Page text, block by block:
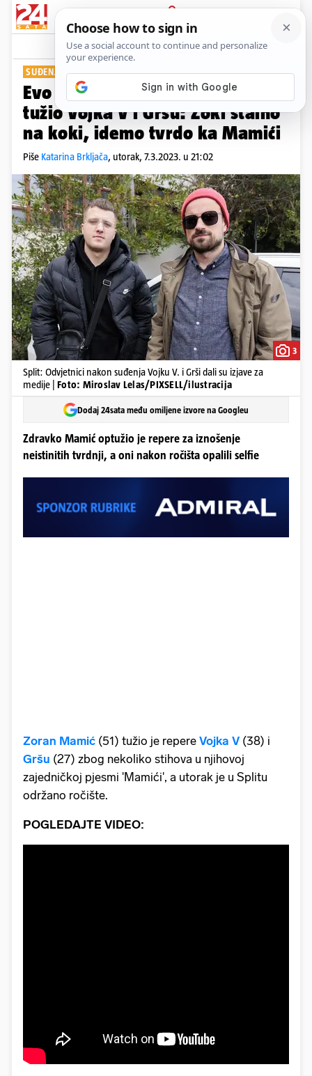
PRIJAVA
Show Komentari
SUĐENJE ZBOG PJESME
Evo zbog kojih je stihova Mamić
tužio Vojka V i Gršu: Zoki stalno
na koki, idemo tvrdo ka Mamići
Piše Katarina Brkljača, utorak, 7.3.2023. u 21:02
3
Split: Odvjetnici nakon suđenja Vojku V. i Grši dali su izjave za
medije | Foto: Miroslav Lelas/PIXSELL/ilustracija
Dodaj 24sata među omiljene izvore na Googleu
Zdravko Mamić optužio je repere za iznošenje
neistinitih tvrdnji, a oni nakon ročišta opalili selfie
Zoran Mamić (51) tužio je repere Vojka V (38) i
Gršu (27) zbog nekoliko stihova u njihovoj
zajedničkoj pjesmi 'Mamići', a utorak je u Splitu
održano ročište.
POGLEDAJTE VIDEO: